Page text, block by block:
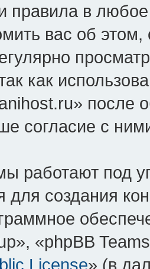
правила в
вас об
как
после
согласие с
работают под
для создания
«phpBB
License» (в